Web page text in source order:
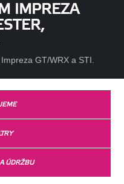
IMPREZA
GT/WRX a STI.
ÚDRŽBU